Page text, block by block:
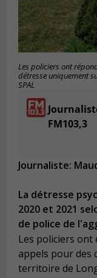
Les policiers ont
détresse uniquement
SPAL
FM103,3
Journaliste:
La détresse
2020 et 2021
de police de
Les policiers ont
appels pour des
territoire de